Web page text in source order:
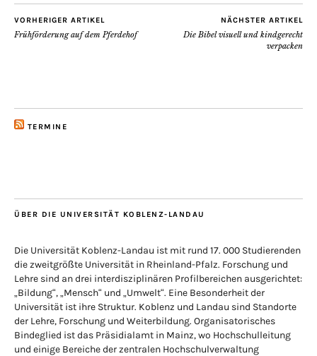
VORHERIGER ARTIKEL
Frühförderung auf dem Pferdehof
NÄCHSTER ARTIKEL
Die Bibel visuell und kindgerecht
verpacken
TERMINE
ÜBER DIE UNIVERSITÄT KOBLENZ-LANDAU
Die Universität Koblenz-Landau ist mit rund 17. 000 Studierenden
die zweitgrößte Universität in Rheinland-Pfalz. Forschung und
Lehre sind an drei interdisziplinären Profilbereichen ausgerichtet:
„Bildung“, „Mensch“ und „Umwelt“. Eine Besonderheit der
Universität ist ihre Struktur. Koblenz und Landau sind Standorte
der Lehre, Forschung und Weiterbildung. Organisatorisches
Bindeglied ist das Präsidialamt in Mainz, wo Hochschulleitung
und einige Bereiche der zentralen Hochschulverwaltung